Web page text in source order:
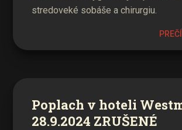
stredoveké sobáše a chirurgiu.
Poplach v hoteli
28.9.2024 ZRUŠENÉ